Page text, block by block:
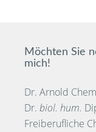
Möchten Sie
mich!
Dr. Arnold
Dr. biol. hum.
Freiberufliche